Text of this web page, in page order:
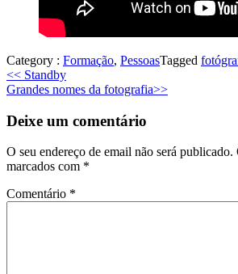
Category : Formação, PessoasTagged
<< Previous
post:
Standby
Next
Grandes nomes da fotografia>>
Deixe um comentário
O seu endereço de email não será publicado.
marcados com *
Comentário *